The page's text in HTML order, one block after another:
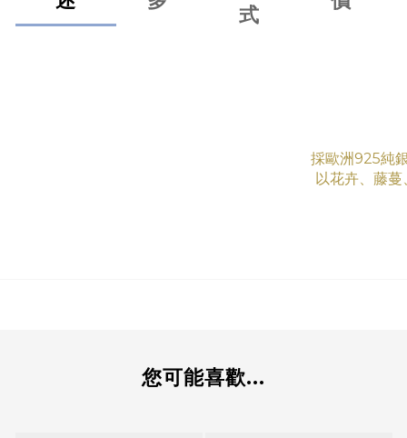
式
採歐洲925純
以花卉、藤
您可能喜歡...